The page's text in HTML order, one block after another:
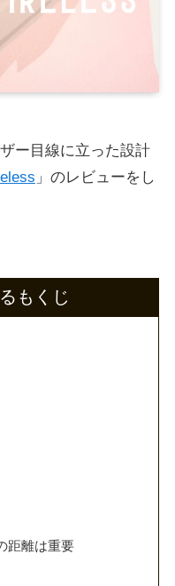
ー目線に立った設計
」のレビューをし
もくじ
距離は重要